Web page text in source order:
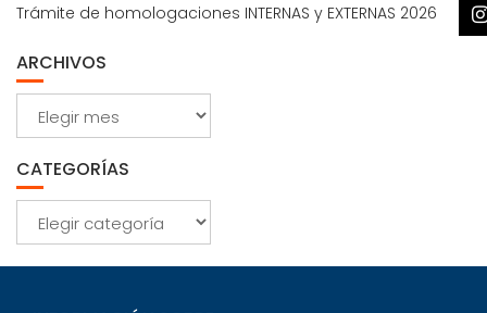
Trámite de homologaciones INTERNAS y EXTERNAS 2026
ARCHIVOS
Archivos
CATEGORÍAS
Categorías